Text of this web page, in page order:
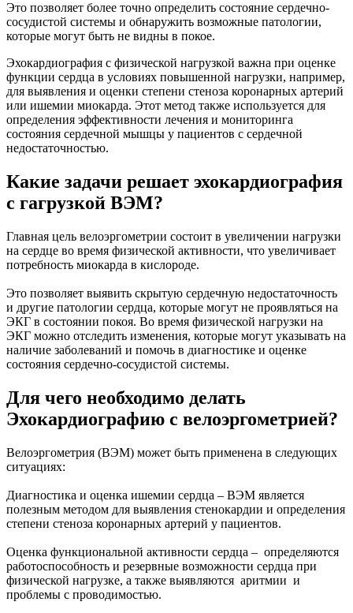
Это позволяет более точно определить состояние сердечно-
сосудистой системы и обнаружить возможные патологии,
которые могут быть не видны в покое.
Эхокардиография с физической нагрузкой важна при оценке
функции сердца в условиях повышенной нагрузки, например,
для выявления и оценки степени стеноза коронарных артерий
или ишемии миокарда. Этот метод также используется для
определения эффективности лечения и мониторинга
состояния сердечной мышцы у пациентов с сердечной
недостаточностью.
Какие задачи решает эхокардиография
с гагрузкой ВЭМ?
Главная цель велоэргометрии состоит в увеличении нагрузки
на сердце во время физической активности, что увеличивает
потребность миокарда в кислороде.
Это позволяет выявить скрытую сердечную недостаточность
и другие патологии сердца, которые могут не проявляться на
ЭКГ в состоянии покоя. Во время физической нагрузки на
ЭКГ можно отследить изменения, которые могут указывать на
наличие заболеваний и помочь в диагностике и оценке
состояния сердечно-сосудистой системы.
Для чего необходимо делать
Эхокардиографию с велоэргометрией?
Велоэргометрия (ВЭМ) может быть применена в следующих
ситуациях:
Диагностика и оценка ишемии сердца – ВЭМ является
полезным методом для выявления стенокардии и определения
степени стеноза коронарных артерий у пациентов.
Оценка функциональной активности сердца – определяются
работоспособность и резервные возможности сердца при
физической нагрузке, а также выявляются аритмии и
проблемы с проводимостью.